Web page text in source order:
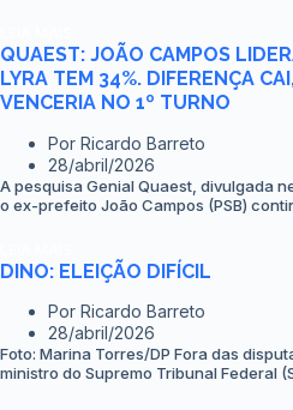
QUAEST: JOÃO CAMPOS
LYRA TEM 34%. DIFERENÇA
VENCERIA NO 1º TURNO
Por Ricardo Barreto
28/abril/2026
A pesquisa Genial Quaest, divulgada
o ex-prefeito João Campos (PSB)
DINO: ELEIÇÃO DIFÍCIL
Por Ricardo Barreto
28/abril/2026
Foto: Marina Torres/DP Fora das
ministro do Supremo Tribunal Federal